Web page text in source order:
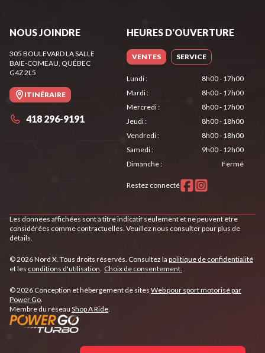
NOUS JOINDRE
305 BOULEVARD LA SALLE
BAIE-COMEAU, QUÉBEC
G4Z 2L5
ITINÉRAIRE
418 296-9191
HEURES D'OUVERTURE
VENTES SERVICE
Lundi:
8h00 - 17h00
Mardi:
8h00 - 17h00
Mercredi:
8h00 - 17h00
Jeudi:
8h00 - 18h00
Vendredi:
8h00 - 18h00
Samedi:
9h00 - 12h00
Dimanche: Fermé
Restez connecté
Les données affichées sont à titre indicatif seulement et ne peuvent être
considérées comme contractuelles. Veuillez nous consulter pour plus de
détails.
© 2026 Nord X. Tous droits réservés. Consultez la politique de confidentialité
et les conditions d'utilisation. Choix de consentement.
© 2026 Conception et hébergement de sites Web pour sport motorisé par
Power Go.
Membre du réseau Shop A Ride.